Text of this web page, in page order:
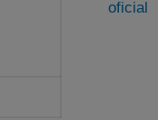
oficial